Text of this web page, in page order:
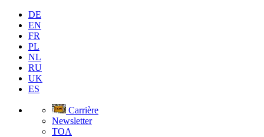
DE
EN
FR
PL
NL
RU
UK
ES
Carrière
Newsletter
TOA